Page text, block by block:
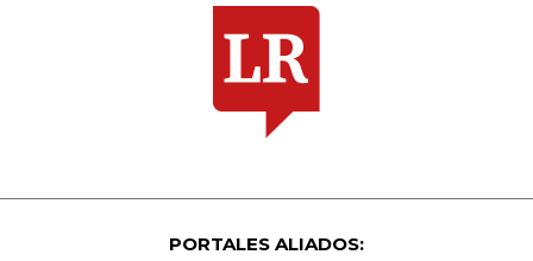
PORTALES ALIADOS: